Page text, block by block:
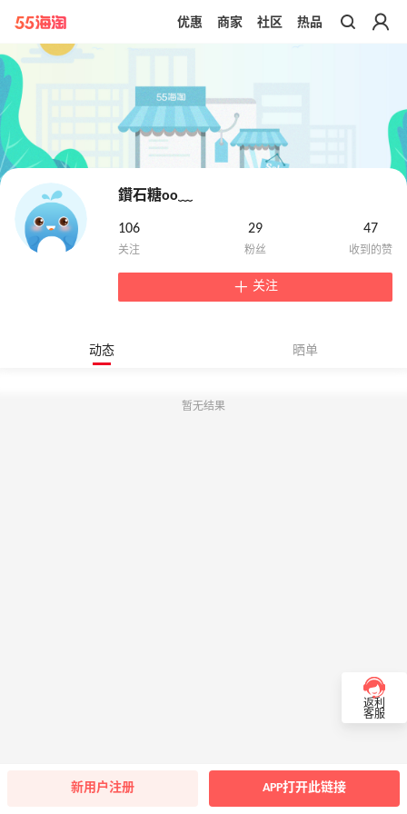
带你去官网买正品
优惠 商家 社区 热品
鑽石糖oο﹏
106 29 47
关注
动态 晒单
暂无结果
返利
客服
新用户注册 APP打开此链接